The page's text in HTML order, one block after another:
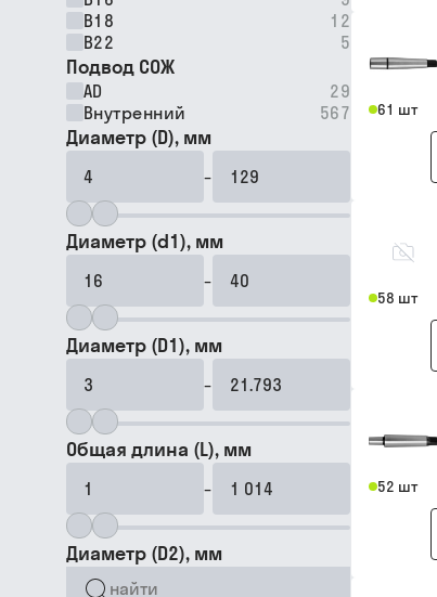
B18
12
B22
5
Подвод СОЖ
AD
29
Внутренний
567
Диаметр (D), мм
–
Диаметр (d1), мм
–
Диаметр (D1), мм
–
Общая длина (L), мм
–
Диаметр (D2), мм
61 шт
58 шт
52 шт